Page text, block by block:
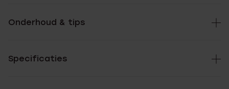
Onderhoud & tips
Specificaties